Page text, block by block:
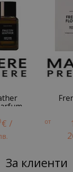
€ /
от
За клиенти